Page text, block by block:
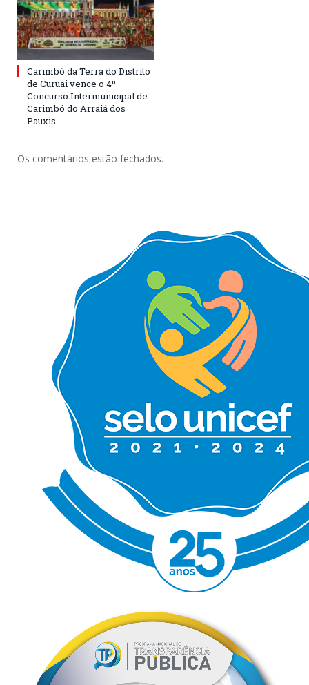
Carimbó da Terra do Distrito
de Curuai vence o 4º
Concurso Intermunicipal de
Carimbó do Arraiá dos
Pauxis
Os comentários estão fechados.